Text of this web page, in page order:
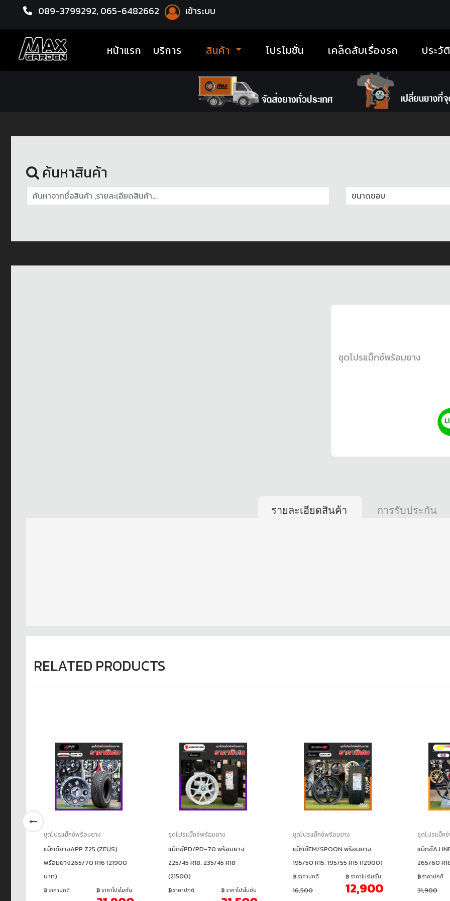
089-3799292, 065-6482662 เข้าระบบ
หน้าแรก(current)
บริการ สินค้า โปรโมชั่น เคล็ดลับเรื่องรถ ประวั
หน้าแรก ชุดโปรแม็กซ์พร้อมยาง
ค้นหาสินค้า
ชุดโปรแม็กซ์พร้อมยาง
รายละเอียดสินค้า การรับประกัน
RELATED PRODUCTS
ชุดโปรแม็กซ์พร้อมยาง
แม็กซ์ยางAPP Z25 (ZEUS)
พร้อมยาง265/70 R16 (21900
บาท)
ราคาปกติ ราคาโปรโมชั่น
ชุดโปรแม็กซ์พร้อมยาง
แม็กซ์PD/PD-70 พร้อมยาง
225/45 R18, 235/45 R18
(21500)
ราคาปกติ ราคาโปรโมชั่น
ชุดโปรแม็กซ์พร้อมยาง
แม็กซ์EM/SPOON พร้อมยาง
195/50 R15, 195/55 R15 (12900)
ราคาปกติ
16,500
ราคาโปรโมชั่น
12,900
ชุดโปรแม็ก
แม็กซ์AJ
265/60
ราคาปกติ
31,900